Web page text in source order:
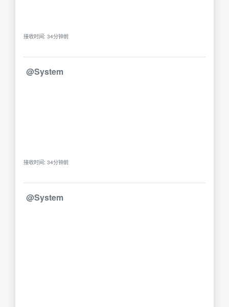
接收时间: 34分钟前
@System
接收时间: 34分钟前
@System